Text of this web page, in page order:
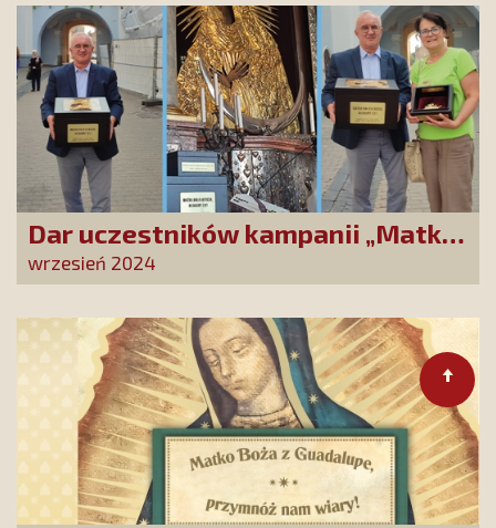
Dar uczestników kampanii „Matko
Miłosierdzia, błagamy Cię!”
złożony w Ostrobramskim
Sanktuarium
wrzesień 2024